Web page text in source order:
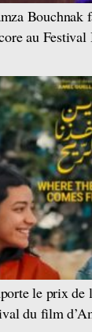
Bouchnak
au
le prix
du film